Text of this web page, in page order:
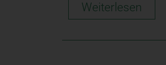
Weiterlesen